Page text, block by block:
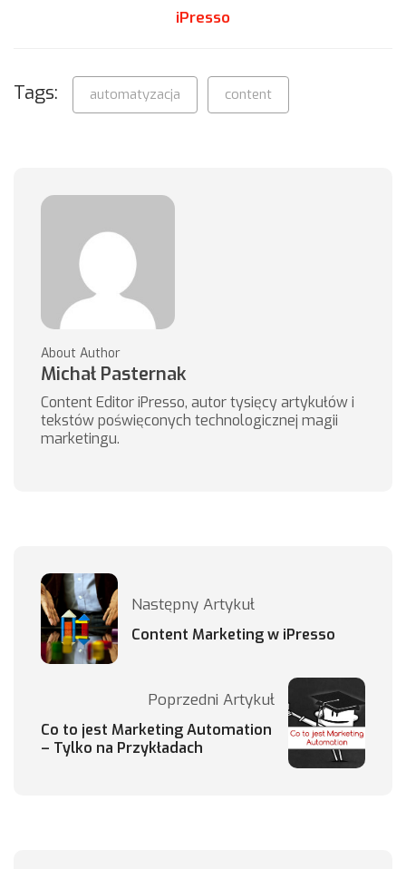
iPresso
Tags: automatyzacja content
About Author
Michał Pasternak
Content Editor iPresso, autor tysięcy artykułów i
tekstów poświęconych technologicznej magii
marketingu.
Następny Artykuł
Content Marketing w iPresso
Poprzedni Artykuł
Co to jest Marketing Automation
– Tylko na Przykładach